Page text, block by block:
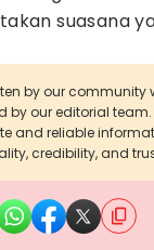
suasana
by our community
by our editorial
and reliable
credibility, and